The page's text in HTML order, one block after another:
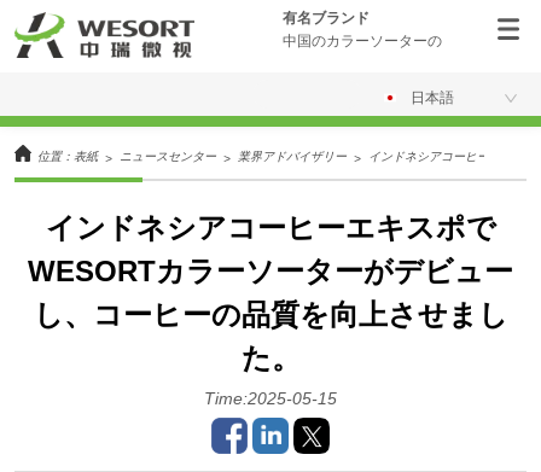
有名ブランド
中国のカラーソーターの
日本語
位置： 表紙 > ニュースセンター > 業界アドバイザリー > インドネシアコーヒーエキス
インドネシアコーヒーエキスポで
WESORTカラーソーターがデビュー
し、コーヒーの品質を向上させまし
た。
Time:2025-05-15